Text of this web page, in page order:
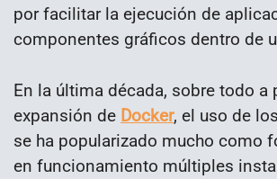
por facilitar la ejecución de
componentes gráficos dentro de
En la última década, sobre todo a
expansión de Docker, el uso de
se ha popularizado mucho como
en funcionamiento múltiples